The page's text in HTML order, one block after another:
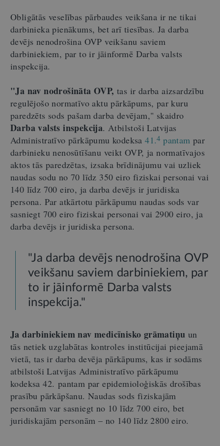
Obligātās veselības pārbaudes veikšana ir ne tikai
darbinieka pienākums, bet arī tiesības. Ja darba
devējs nenodrošina OVP veikšanu saviem
darbiniekiem, par to ir jāinformē Darba valsts
inspekcija.
"Ja nav nodrošināta OVP, tas ir darba aizsardzību
regulējošo normatīvo aktu pārkāpums, par kuru
paredzēts sods pašam darba devējam," skaidro
Darba valsts inspekcija. Atbilstoši Latvijas
Administratīvo pārkāpumu kodeksa41.4pantam par
darbinieku nenosūtīšanu veikt OVP, ja normatīvajos
aktos tās paredzētas, izsaka brīdinājumu vai uzliek
naudas sodu no 70 līdz 350 eiro fiziskai personai vai
140 līdz 700 eiro, ja darba devējs ir juridiska
persona. Par atkārtotu pārkāpumu naudas sods var
sasniegt 700 eiro fiziskai personai vai 2900 eiro, ja
darba devējs ir juridiska persona.
"Ja darba devējs nenodrošina OVP
veikšanu saviem darbiniekiem, par
to ir jāinformē Darba valsts
inspekcija."
Ja darbiniekiem nav medicīnisko grāmatiņu un
tās netiek uzglabātas kontroles institūcijai pieejamā
vietā, tas ir darba devēja pārkāpums, kas ir sodāms
atbilstoši Latvijas Administratīvo pārkāpumu
kodeksa 42. pantam par epidemioloģiskās drošības
prasību pārkāpšanu. Naudas sods fiziskajām
personām var sasniegt no 10 līdz 700 eiro, bet
juridiskajām personām – no 140 līdz 2800 eiro.